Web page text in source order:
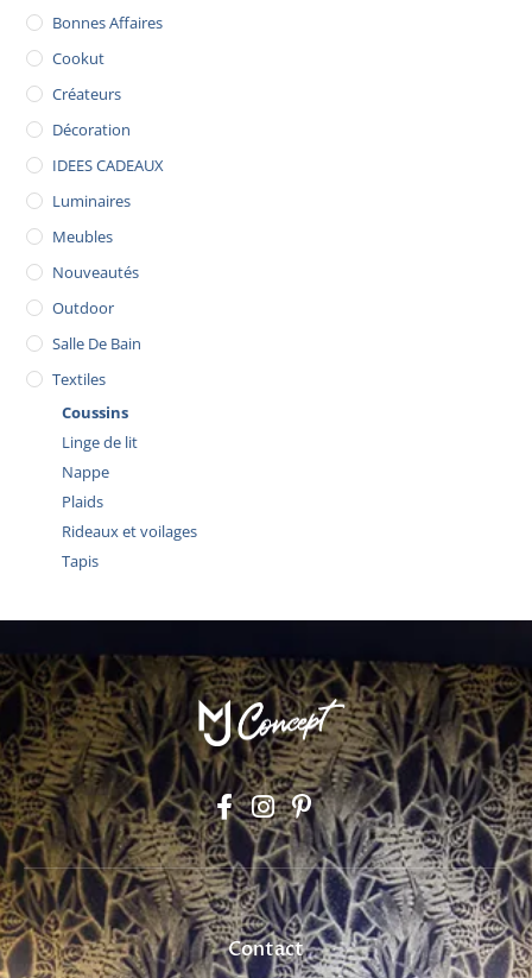
Bonnes Affaires
Cookut
Créateurs
Décoration
IDEES CADEAUX
Luminaires
Meubles
Nouveautés
Outdoor
Salle De Bain
Textiles
Coussins
Linge de lit
Nappe
Plaids
Rideaux et voilages
Tapis
Contact